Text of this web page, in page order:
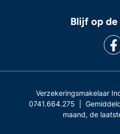
Blijf op
Verzekeringsmakelaar
0741.664.275 |
maand, de